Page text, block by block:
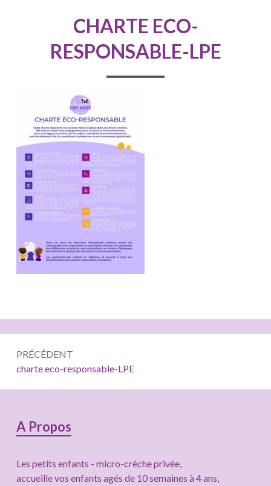
D'ARIANECHARTE ECO-
RESPONSABLE-LPE
de
l’article
PRÉCÉDENT
Précédent :
charte eco-responsable-LPE
Colonne
subsidiaire
A Propos
Les petits enfants - micro-crèche privée,
accueille vos enfants agés de 10 semaines à 4 ans,